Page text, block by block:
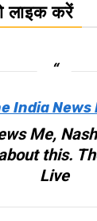
लाइक करें
India News
Me,
this.
Live